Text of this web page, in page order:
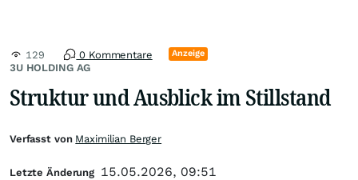
3U HOLDING AG
129 0 Kommentare Anzeige
Struktur und Ausblick im Stillstand
Verfasst von Maximilian Berger
Letzte Änderung 15.05.2026, 09:51